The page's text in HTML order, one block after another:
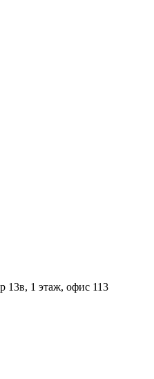
13в, 1 этаж, офис 113